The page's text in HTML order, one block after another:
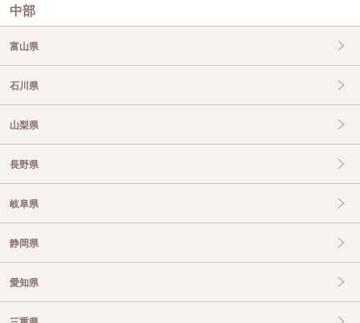
中部
富山県
石川県
山梨県
長野県
岐阜県
静岡県
愛知県